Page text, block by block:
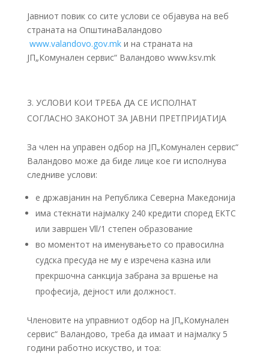
Јавниот повик со сите услови се објавува на веб
страната на ОпштинаВаландово
www.valandovo.gov.mkи на страната на
ЈП„Комунален сервис“ Валандово www.ksv.mk
УСЛОВИ КОИ ТРЕБА ДА СЕ ИСПОЛНАТ
СОГЛАСНО ЗАКОНОТ ЗА ЈАВНИ ПРЕТПРИЈАТИЈА
За член на управен одбор на ЈП„Комунален сервис“
Валандово може да биде лице кое ги исполнува
следниве услови:
е државјанин на Република Северна Македонија
има стекнати најмалку 240 кредити според ЕКТС
или завршен Vll/1 степен образование
во моментот на именувањето со правосилна
судска пресуда не му е изречена казна или
прекршочна санкција забрана за вршење на
професија, дејност или должност.
Членовите на управниот одбор на ЈП„Комунален
сервис“ Валандово, треба да имаат и најмалку 5
години работно искуство, и тоа: